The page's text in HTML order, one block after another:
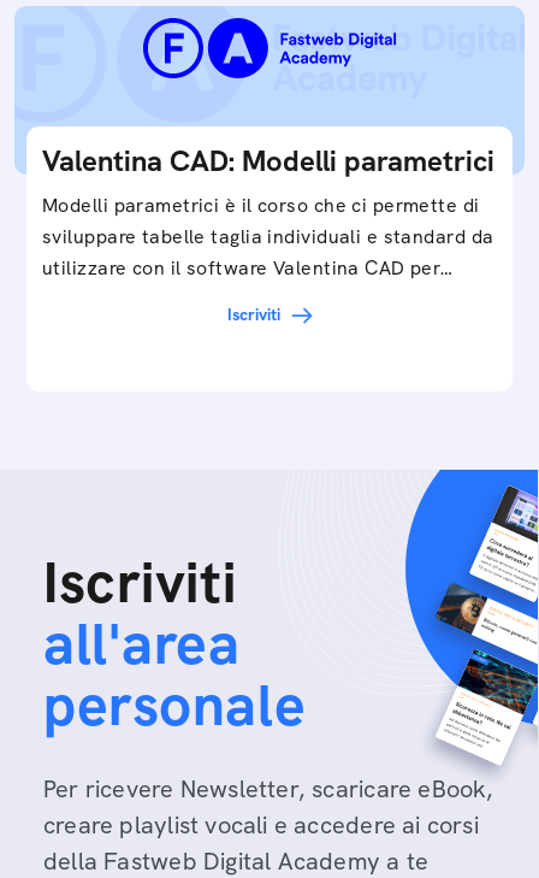
Valentina CAD: Modelli parametrici
Modelli parametrici è il corso che ci permette di
sviluppare tabelle taglia individuali e standard da
utilizzare con il software Valentina CAD per…
Iscriviti
Iscriviti
all'area
personale
Per ricevere Newsletter, scaricare eBook,
creare playlist vocali e accedere ai corsi
della Fastweb Digital Academy a te